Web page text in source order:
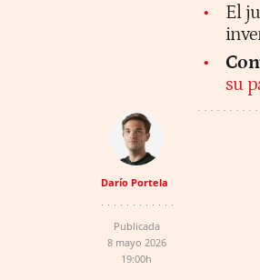
El
su
Darío Portela
Publicada
8 mayo 2026
19:00h